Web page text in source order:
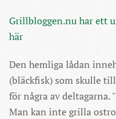
Grillbloggen.nu har ett
här
Den hemliga lådan
(bläckfisk) som skulle
för några av deltagarna.
Man kan inte grilla